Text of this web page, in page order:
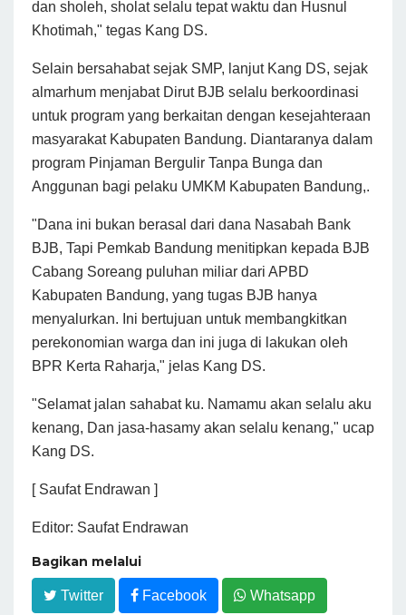
dan sholeh, sholat selalu tepat waktu dan Husnul
Khotimah," tegas Kang DS.
Selain bersahabat sejak SMP, lanjut Kang DS, sejak
almarhum menjabat Dirut BJB selalu berkoordinasi
untuk program yang berkaitan dengan kesejahteraan
masyarakat Kabupaten Bandung. Diantaranya dalam
program Pinjaman Bergulir Tanpa Bunga dan
Anggunan bagi pelaku UMKM Kabupaten Bandung,.
"Dana ini bukan berasal dari dana Nasabah Bank
BJB, Tapi Pemkab Bandung menitipkan kepada BJB
Cabang Soreang puluhan miliar dari APBD
Kabupaten Bandung, yang tugas BJB hanya
menyalurkan. Ini bertujuan untuk membangkitkan
perekonomian warga dan ini juga di lakukan oleh
BPR Kerta Raharja," jelas Kang DS.
"Selamat jalan sahabat ku. Namamu akan selalu aku
kenang, Dan jasa-hasamy akan selalu kenang," ucap
Kang DS.
[ Saufat Endrawan ]
Editor: Saufat Endrawan
Bagikan melalui
Twitter Facebook Whatsapp